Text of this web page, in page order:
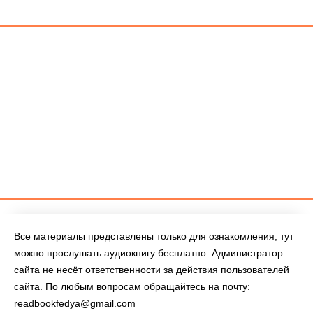
Все материалы представлены только для ознакомления, тут
можно прослушать аудиокнигу бесплатно. Администратор
сайта не несёт ответственности за действия пользователей
сайта. По любым вопросам обращайтесь на почту:
readbookfedya@gmail.com